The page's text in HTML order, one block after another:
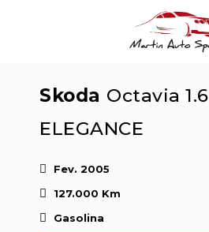
EMPRESA
VIATURAS
SERVIÇOS
CONTACTAR
Skoda Octavia 1.6
ELEGANCE
Fev. 2005
127.000 Km
Gasolina